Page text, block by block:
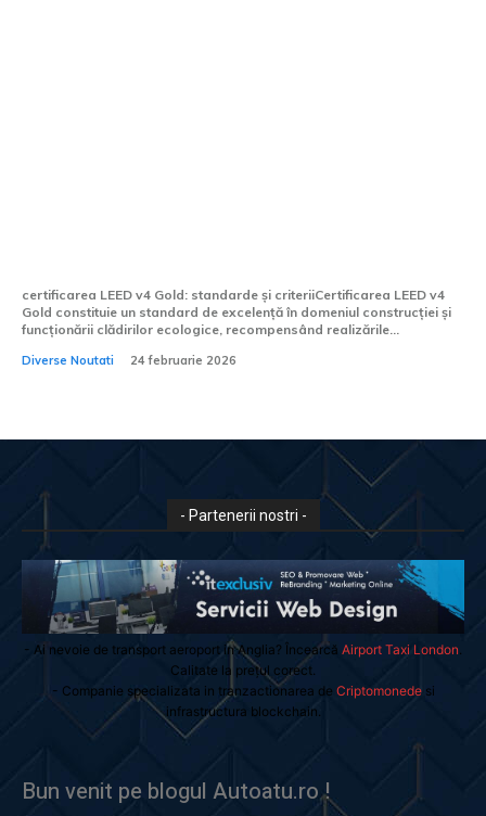
certificarea LEED v4 Gold: standarde și criteriiCertificarea LEED v4
Gold constituie un standard de excelență în domeniul construcției și
funcționării clădirilor ecologice, recompensând realizările...
Diverse Noutati 24 februarie 2026
- Partenerii nostri -
- Ai nevoie de transport aeroport in Anglia? Încearcă Airport Taxi London
Calitate la prețul corect.
- Companie specializata in tranzactionarea de Criptomonedesi
infrastructura blockchain.
Bun venit pe blogul Autoatu.ro !